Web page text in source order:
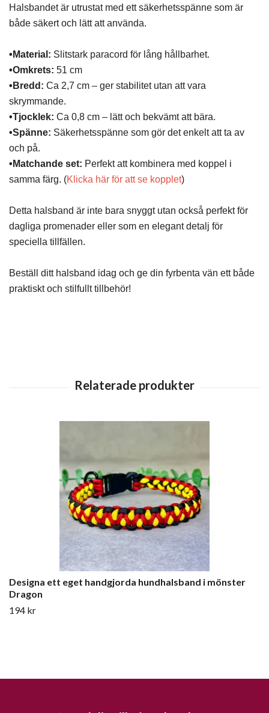
Halsbandet är utrustat med ett säkerhetsspänne som är
både säkert och lätt att använda.
•Material: Slitstark paracord för lång hållbarhet.
•Omkrets: 51 cm
•Bredd: Ca 2,7 cm – ger stabilitet utan att vara
skrymmande.
•Tjocklek: Ca 0,8 cm – lätt och bekvämt att bära.
•Spänne: Säkerhetsspänne som gör det enkelt att ta av
och på.
•Matchande set: Perfekt att kombinera med koppel i
samma färg. (Klicka här för att se kopplet)
Detta halsband är inte bara snyggt utan också perfekt för
dagliga promenader eller som en elegant detalj för
speciella tillfällen.
Beställ ditt halsband idag och ge din fyrbenta vän ett både
praktiskt och stilfullt tillbehör!
Designa ett eget handgjorda hundhalsband i mönster
Dragon
194 kr